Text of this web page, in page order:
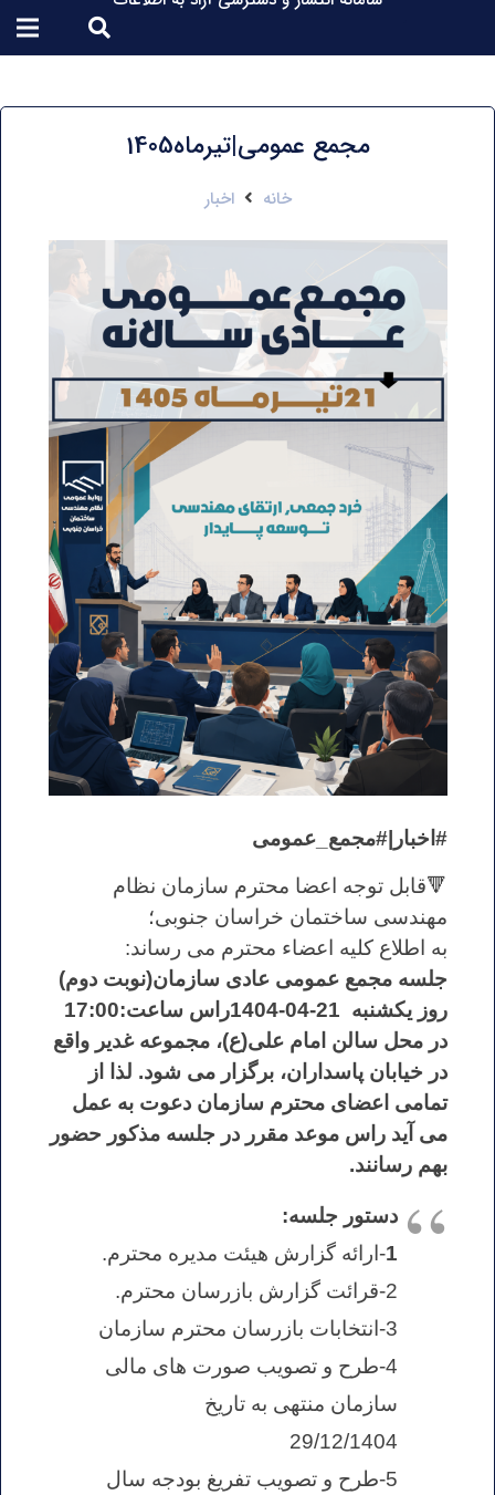
مجمع عمومی|تیرماه1405
خانه اخبار
#اخبار|#مجمع_عمومی
🔻قابل توجه اعضا محترم سازمان نظام
مهندسی ساختمان خراسان جنوبی؛
به اطلاع کلیه اعضاء محترم می رساند:
جلسه مجمع عمومی عادی سازمان(نوبت دوم)
روز یکشنبه 21-04-1404راس ساعت:17:00
در محل سالن امام علی(ع)، مجموعه غدیر واقع
در خیابان پاسداران، برگزار می شود. لذا از
تمامی اعضای محترم سازمان دعوت به عمل
می آید راس موعد مقرر در جلسه مذکور حضور
بهم رسانند.
دستور جلسه:
1-ارائه گزارش هیئت مدیره محترم.
2-قرائت گزارش بازرسان محترم.
3-انتخابات بازرسان محترم سازمان
4-طرح و تصویب صورت های مالی
سازمان منتهی به تاریخ
29/12/1404
5-طرح و تصویب تفریغ بودجه سال